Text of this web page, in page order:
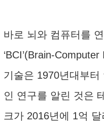
바로 뇌와 컴퓨터를
‘BCI’(Brain-
기술은 1970년대부터
인 연구를 알린 것은
크가 2016년에 1억